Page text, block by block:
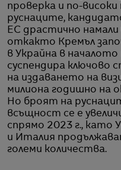
проверка и по-високи
руснаците,
ЕС драстично намали
откакто Кремъл
в Украйна в началото
суспендира ключово
на издаването на
милиона годишно на
Но броят на
всъщност се е
спрямо 2023 г., като
и Италия
големи количества.